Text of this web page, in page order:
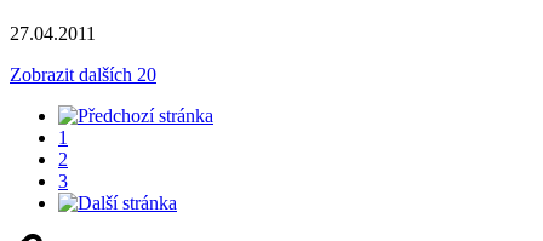
27.04.2011
Zobrazit dalších 20
1
2
3